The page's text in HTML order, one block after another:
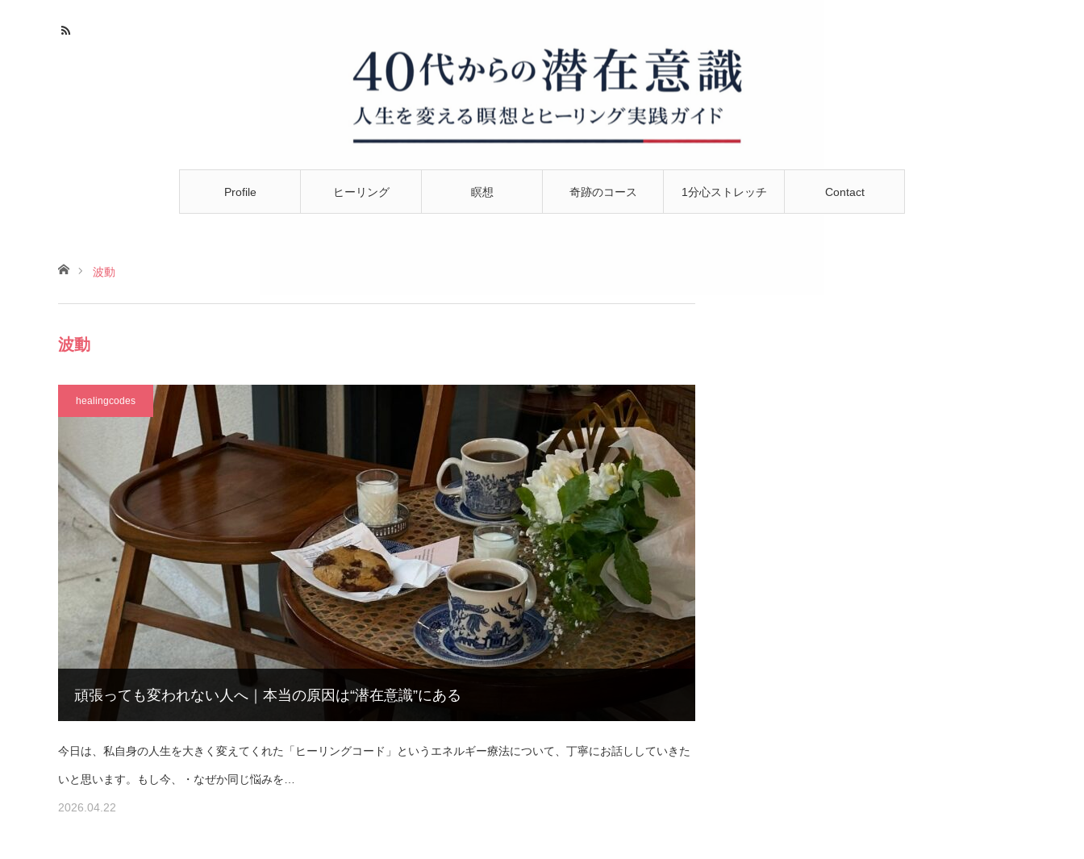
Profile ヒーリング 瞑想 奇跡のコース 1分心ストレッチ Contact
ホーム波動
波動
healingcodes
頑張っても変われない人へ｜本当の原因は“潜在意識”にある
今日は、私自身の人生を大きく変えてくれた「ヒーリングコード」というエネルギー療法について、丁寧にお話ししていきた
いと思います。もし今、・なぜか同じ悩みを…
2026.04.22